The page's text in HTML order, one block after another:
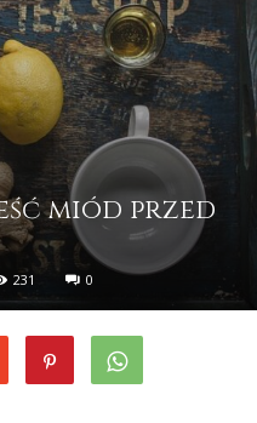
miód przed
231 0